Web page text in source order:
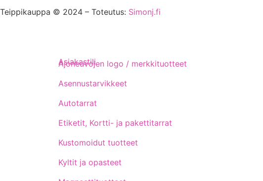
Teippikauppa © 2024 – Toteutus: Simonj.fi
Ajoneuvojen logo / merkkituotteet
Asennustarvikkeet
Autotarrat
Etiketit, Kortti- ja pakettitarrat
Kustomoidut tuotteet
Kyltit ja opasteet
Asiakastili